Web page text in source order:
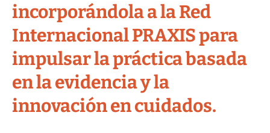
incorporándola a la Red
Internacional PRAXIS para
impulsar la práctica basada
en la evidencia y la
innovación en cuidados.